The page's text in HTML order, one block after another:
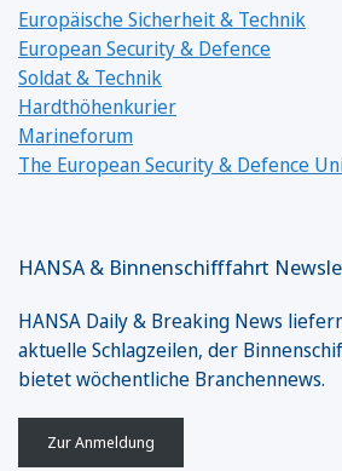
Europäische Sicherheit & Technik
European Security & Defence
Soldat & Technik
Hardthöhenkurier
Marineforum
The European Security & Defence
HANSA & Binnenschifffahrt
HANSA Daily & Breaking News
aktuelle Schlagzeilen, der
bietet wöchentliche Branchennews.
Zur Anmeldung